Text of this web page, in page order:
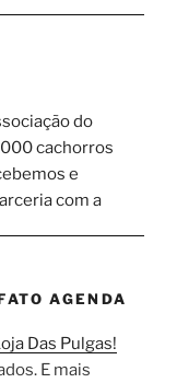
AGENDA
E mais